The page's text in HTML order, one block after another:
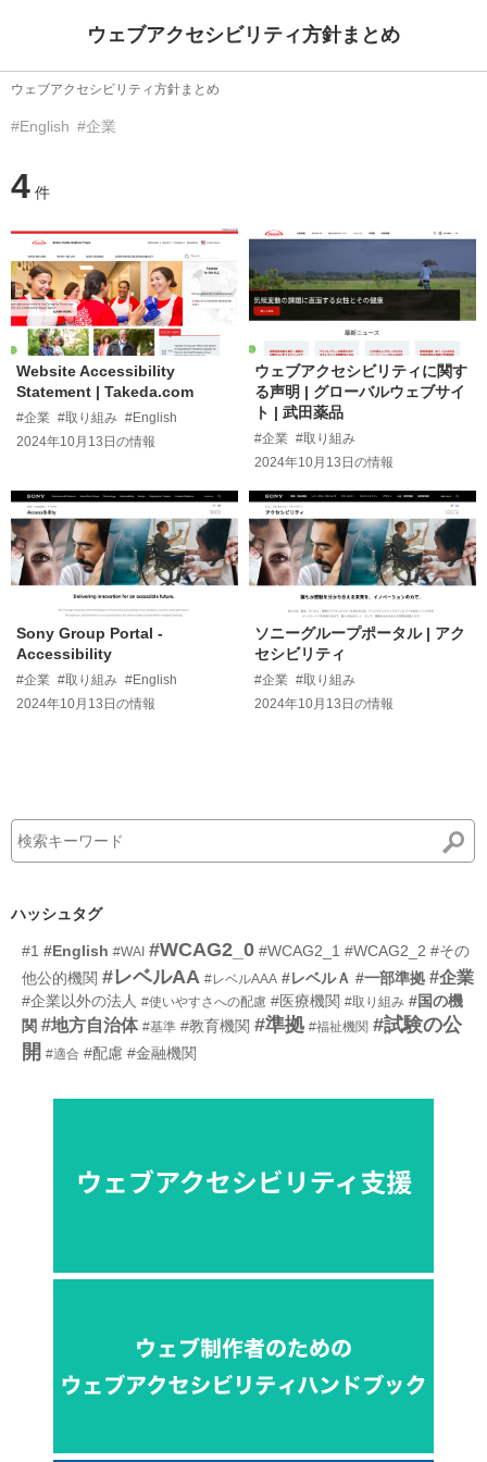
ウェブアクセシビリティ方針まとめ
ウェブアクセシビリティ方針まとめ
#English #企業
4 件
Website Accessibility
Statement | Takeda.com
#企業 #取り組み #English
2024年10月13日の情報
ウェブアクセシビリティに関す
る声明 | グローバルウェブサイ
ト | 武田薬品
#企業 #取り組み
2024年10月13日の情報
Sony Group Portal -
Accessibility
#企業 #取り組み #English
2024年10月13日 の情報
ソニーグループポータル | アク
セシビリティ
#企業 #取り組み
2024年10月13日 の情報
ハッシュタグ
#1 #English #WAI #WCAG2_0 #WCAG2_1 #WCAG2_2 #その
他公的機関 #レベルAA #レベルAAA #レベルＡ #一部準拠 #企業
#企業以外の法人 #使いやすさへの配慮 #医療機関 #取り組み #国の機
関 #地方自治体 #基準 #教育機関 #準拠 #福祉機関 #試験の公
開 #適合 #配慮 #金融機関